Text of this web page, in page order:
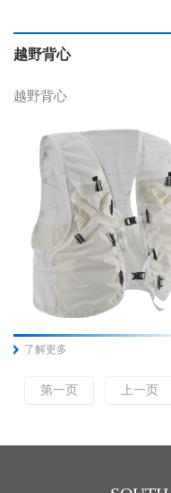
越野背心
越野背心
了解更多
第一页 上一页